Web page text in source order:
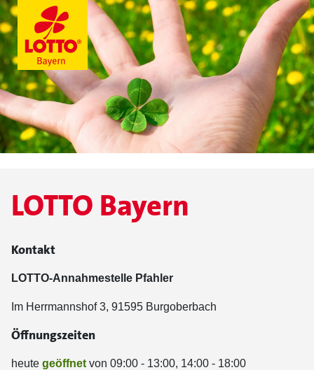
LOTTO Bayern
Kontakt
LOTTO-Annahmestelle Pfahler
Im Herrmannshof 3, 91595 Burgoberbach
Öffnungszeiten
heute geöffnet von 09:00 - 13:00, 14:00 - 18:00